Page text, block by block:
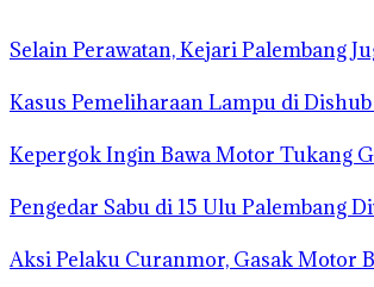
Selain Perawatan, Kejari Palembang
Kasus Pemeliharaan Lampu di
Kepergok Ingin Bawa Motor Tukang
Pengedar Sabu di 15 Ulu Palembang
Aksi Pelaku Curanmor, Gasak Motor